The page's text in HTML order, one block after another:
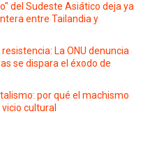
del Sudeste Asiático deja ya
entre Tailandia y
La ONU denuncia
se dispara el éxodo de
por qué el machismo
cultural